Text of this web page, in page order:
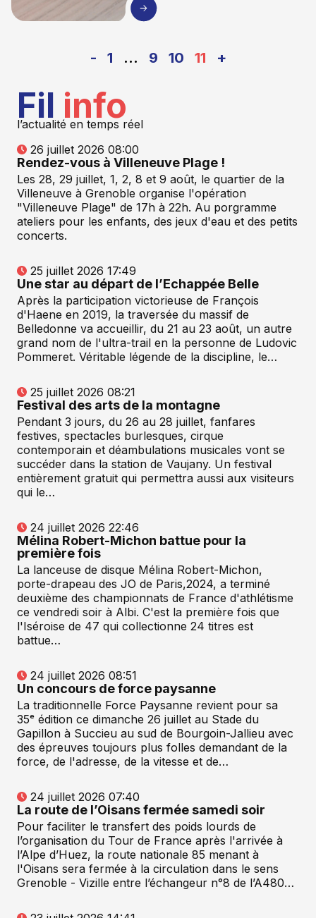
- 1 … 9 10 11 +
Fil info
l’actualité en temps réel
26 juillet 2026 08:00
Rendez-vous à Villeneuve Plage !
Les 28, 29 juillet, 1, 2, 8 et 9 août, le quartier de la
Villeneuve à Grenoble organise l'opération
"Villeneuve Plage" de 17h à 22h. Au porgramme
ateliers pour les enfants, des jeux d'eau et des petits
concerts.
25 juillet 2026 17:49
Une star au départ de l’Echappée Belle
Après la participation victorieuse de François
d'Haene en 2019, la traversée du massif de
Belledonne va accueillir, du 21 au 23 août, un autre
grand nom de l'ultra-trail en la personne de Ludovic
Pommeret. Véritable légende de la discipline, le…
25 juillet 2026 08:21
Festival des arts de la montagne
Pendant 3 jours, du 26 au 28 juillet, fanfares
festives, spectacles burlesques, cirque
contemporain et déambulations musicales vont se
succéder dans la station de Vaujany. Un festival
entièrement gratuit qui permettra aussi aux visiteurs
qui le…
24 juillet 2026 22:46
Mélina Robert-Michon battue pour la
première fois
La lanceuse de disque Mélina Robert-Michon,
porte-drapeau des JO de Paris,2024, a terminé
deuxième des championnats de France d'athlétisme
ce vendredi soir à Albi. C'est la première fois que
l'Iséroise de 47 qui collectionne 24 titres est
battue…
24 juillet 2026 08:51
Un concours de force paysanne
La traditionnelle Force Paysanne revient pour sa
35ᵉ édition ce dimanche 26 juillet au Stade du
Gapillon à Succieu au sud de Bourgoin-Jallieu avec
des épreuves toujours plus folles demandant de la
force, de l'adresse, de la vitesse et de…
24 juillet 2026 07:40
La route de l’Oisans fermée samedi soir
Pour faciliter le transfert des poids lourds de
l’organisation du Tour de France après l'arrivée à
l’Alpe d’Huez, la route nationale 85 menant à
l'Oisans sera fermée à la circulation dans le sens
Grenoble - Vizille entre l’échangeur n°8 de l’A480…